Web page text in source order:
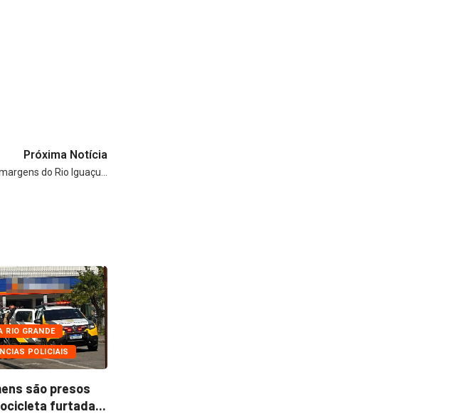
Próxima Notícia
do Rio Iguaçu…
RIO GRANDE
POLICIAIS
são presos
furtada...